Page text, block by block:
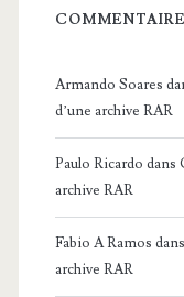
Armando Soares
d’une archive RAR
Paulo Ricardo dans
archive RAR
Fabio A Ramos dans
archive RAR